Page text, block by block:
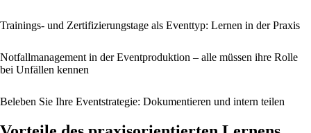
Trainings- und Zertifizierungstage als Eventtyp: Lernen in der Praxis
Notfallmanagement in der Eventproduktion – alle müssen ihre Rolle
bei Unfällen kennen
Beleben Sie Ihre Eventstrategie: Dokumentieren und intern teilen